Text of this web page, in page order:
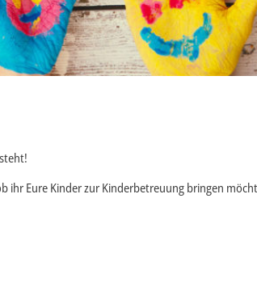
ihr Eure Kinder zur Kinderbetreuung bringen